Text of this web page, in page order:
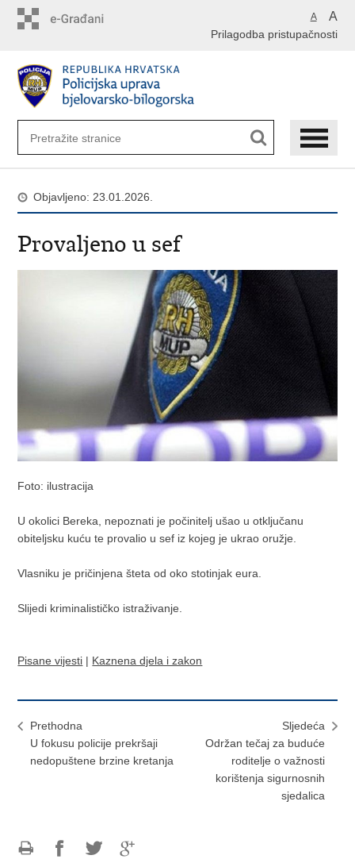
A A
Prilagodba pristupačnosti
Objavljeno: 23.01.2026.
Provaljeno u sef
Foto: ilustracija
U okolici Bereka, nepoznati je počinitelj ušao u otključanu
obiteljsku kuću te provalio u sef iz kojeg je ukrao oružje.
Vlasniku je pričinjena šteta od oko stotinjak eura.
Slijedi kriminalističko istraživanje.
Pisane vijesti | Kaznena djela i zakon
Prethodna
U fokusu policije prekršaji
nedopuštene brzine kretanja
Sljedeća
Održan tečaj za buduće
roditelje o važnosti
korištenja sigurnosnih
sjedalica